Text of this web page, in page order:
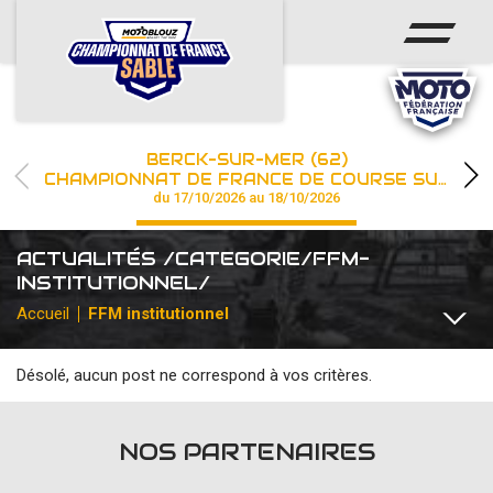
ACCUEIL
ACTUS
CHAMPIONNAT
RÉSULTATS
PHOTOS / WEB TV
PARTENAIRES
BERCK-SUR-MER (62)
CHAMPIONNAT DE FRANCE DE COURSE SUR SABLE
du 17/10/2026 au 18/10/2026
ACTUALITÉS /CATEGORIE/FFM-
INSTITUTIONNEL/
Accueil FFM institutionnel
Désolé, aucun post ne correspond à vos critères.
NOS PARTENAIRES